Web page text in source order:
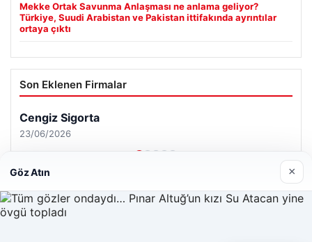
Mekke Ortak Savunma Anlaşması ne anlama geliyor?
Türkiye, Suudi Arabistan ve Pakistan ittifakında ayrıntılar
ortaya çıktı
Son Eklenen Firmalar
Göz Atın ×